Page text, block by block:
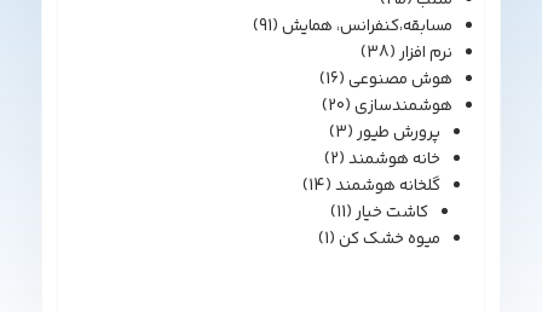
مسابقه،کنفرانس، همایش(91)
نرم افزار(38)
هوش مصنوعی(16)
هوشمندسازی(20)
پرورش طیور(3)
خانه هوشمند(2)
گلخانه هوشمند(14)
کاشت خیار(11)
میوه خشک کن(1)